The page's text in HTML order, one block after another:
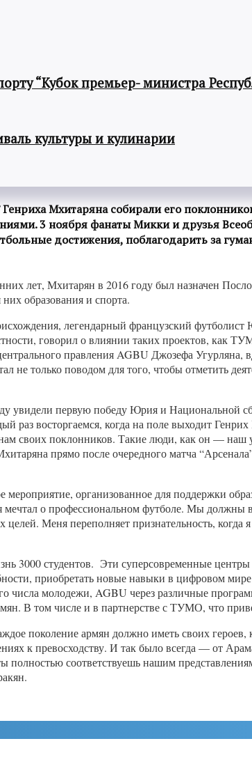
“Кубок премьер- министра
культуры и кулинарии
Мхитаряна собирали его
3 ноября фанаты Микки и друзья
достижения, поблагодарить за
лет, Мхитарян в 2016 году был назначен
образования и спорта.
легендарный французский
говорил о влиянии таких проектов, как
правления AGBU Джозефа
не только поводом для того, чтобы отметить
увидели первую победу Юрия и
раз восторгаемся, когда на поле выходит
своих поклонников. Такие люди, как он —
прямо после очередного матча
мероприятие, организованное для поддержки
о профессиональном футболе. Мы должны
Меня переполняет признательность,
3000 студентов. Эти суперсовременные
приобретать новые навыки в цифровом мире
числа молодежи, AGBU через различные
В том числе и в партнерстве с ТУМО, что
поколение армян должно иметь своих героев,
к превосходству. И так было всегда — от
соответствуешь нашим